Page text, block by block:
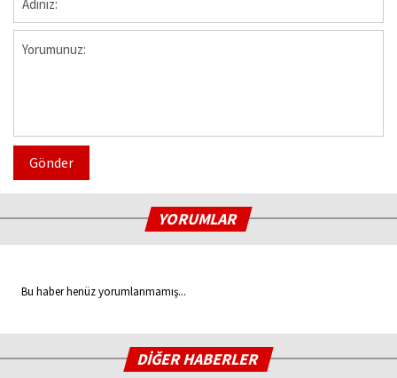
Gönder
YORUMLAR
Bu haber henüz yorumlanmamış...
DİĞER HABERLER